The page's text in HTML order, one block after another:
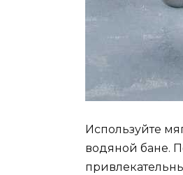
Используйте
водяной бане.